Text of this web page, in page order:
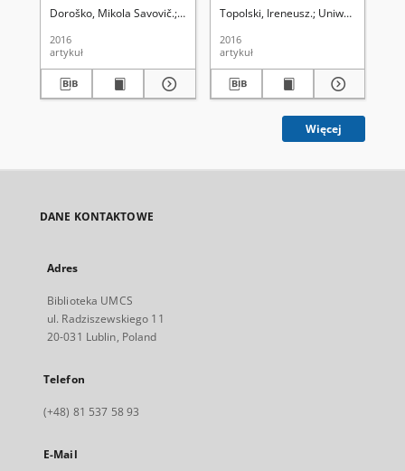
Doroško, Mikola Savovič. Uniwersytet Marii Curie-Skłodowskiej
2016
artykuł
Topolski, Ireneusz. Uniwersytet
2016
artykuł
Więcej
DANE KONTAKTOWE
Adres
Biblioteka UMCS
ul. Radziszewskiego 11
20-031 Lublin, Poland
Telefon
(+48) 81 537 58 93
E-Mail